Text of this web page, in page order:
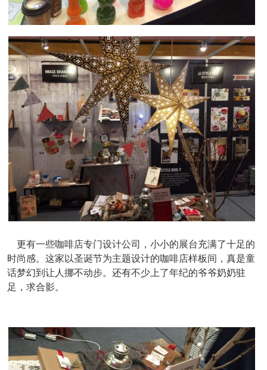
更有一些咖啡店专门设计公司，小小的展台充满了十足的
时尚感。这家以圣诞节为主题设计的咖啡店样板间，真是童
话梦幻到让人挪不动步。还有不少上了年纪的爷爷奶奶驻
足，求合影。